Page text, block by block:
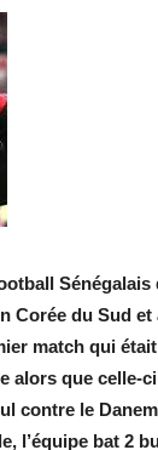
Sénégalais
Corée du Sud
match qui
alors que celle-
contre le
l’équipe bat 2